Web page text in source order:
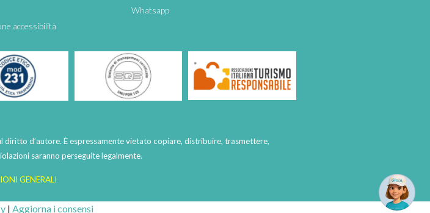
accessibilità
Whatsapp
d’autore. È espressamente vietato copiare, distribuire, trasmettere,
saranno perseguite legalmente.
GENERALI
| Aggiorna i consensi